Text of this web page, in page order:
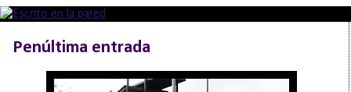
Penúltima entrada